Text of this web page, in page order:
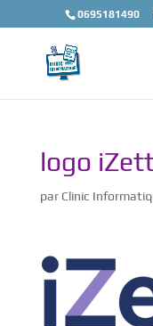
0695181490
logo
par Clinic